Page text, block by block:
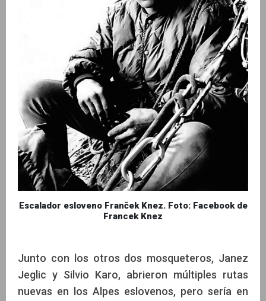
Escalador esloveno Franček Knez. Foto: Facebook de
Francek Knez
Junto con los otros dos mosqueteros, Janez
Jeglic y Silvio Karo, abrieron múltiples rutas
nuevas en los Alpes eslovenos, pero sería en